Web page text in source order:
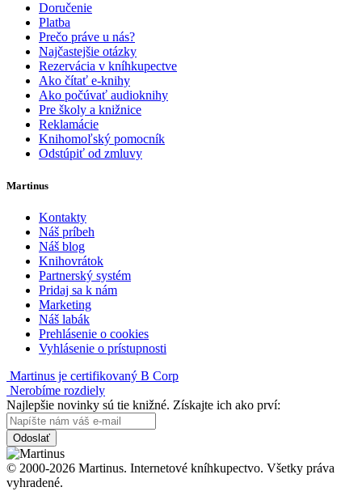
Doručenie
Platba
Prečo práve u nás?
Najčastejšie otázky
Rezervácia v kníhkupectve
Ako čítať e-knihy
Ako počúvať audioknihy
Pre školy a knižnice
Reklamácie
Knihomoľský pomocník
Odstúpiť od zmluvy
Martinus
Kontakty
Náš príbeh
Náš blog
Knihovrátok
Partnerský systém
Pridaj sa k nám
Marketing
Náš labák
Prehlásenie o cookies
Vyhlásenie o prístupnosti
Martinus je certifikovaný B Corp
Nerobíme rozdiely
Najlepšie novinky sú tie knižné. Získajte ich ako prví:
Odoslať
© 2000-2026 Martinus. Internetové kníhkupectvo. Všetky práva
vyhradené.